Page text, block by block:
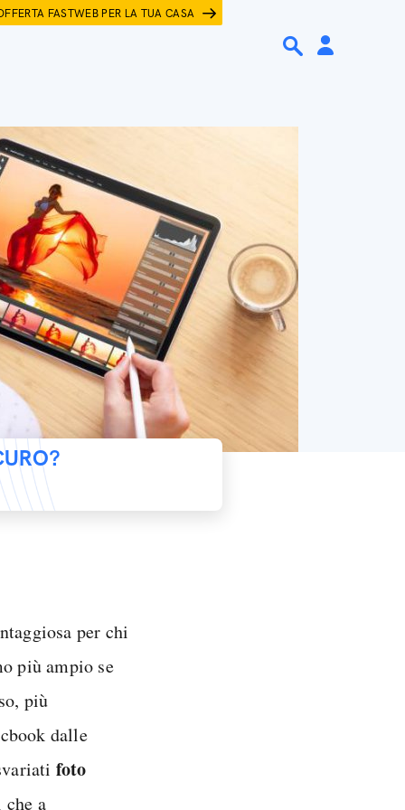
FASTWEB PER LA TUA CASA
per chi
più ampio se
più
dalle
foto
a